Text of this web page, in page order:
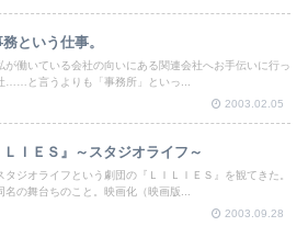
という仕事。
が働いている会社の向いにある関連会社へお手伝いに行っ
……と言うよりも「事務所」といっ...
2003.02.05
ＬＩＥＳ』～スタジオライフ～
タジオライフという劇団の『ＬＩＬＩＥＳ』を観てきた。
名の舞台ちのこと。映画化（映画版...
2003.09.28